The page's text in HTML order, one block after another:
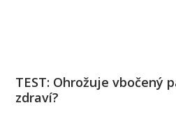
TEST: Ohrožuje vbočený
zdraví?